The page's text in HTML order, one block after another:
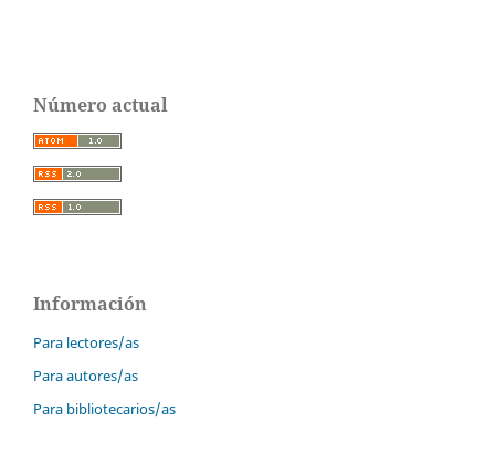
Número actual
Información
Para lectores/as
Para autores/as
Para bibliotecarios/as